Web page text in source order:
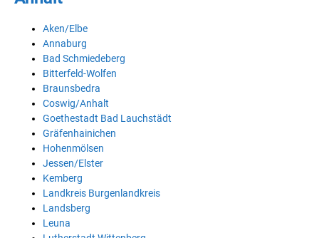
Aken/Elbe
Annaburg
Bad Schmiedeberg
Bitterfeld-Wolfen
Braunsbedra
Coswig/Anhalt
Goethestadt Bad Lauchstädt
Gräfenhainichen
Hohenmölsen
Jessen/Elster
Kemberg
Landkreis Burgenlandkreis
Landsberg
Leuna